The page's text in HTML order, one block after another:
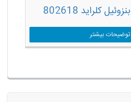
توضیحات بیشتر